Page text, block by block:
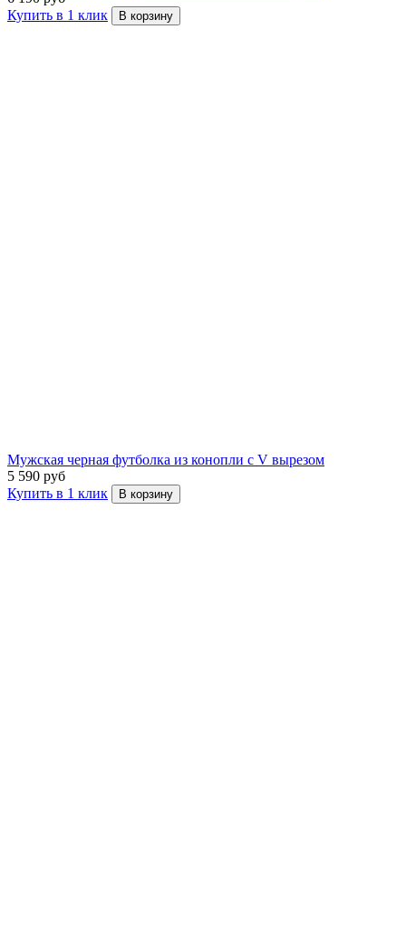
Купить в 1 клик
В корзину
Мужская черная футболка из конопли с V вырезом
5 590 руб
Купить в 1 клик
В корзину